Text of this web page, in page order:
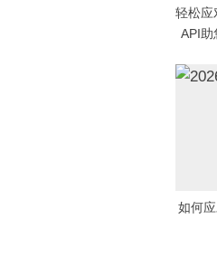
t
:
轻松应
API助
如何